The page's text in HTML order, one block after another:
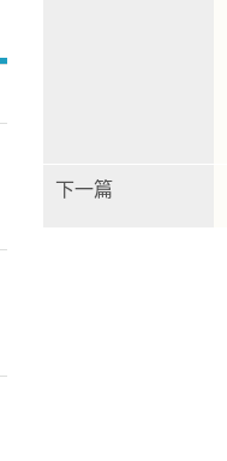
下一篇